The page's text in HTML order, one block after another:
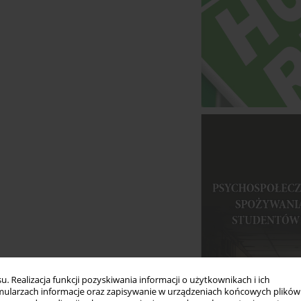
Realizacja funkcji pozyskiwania informacji o użytkownikach i ich
informacje oraz zapisywanie w urządzeniach końcowych plików